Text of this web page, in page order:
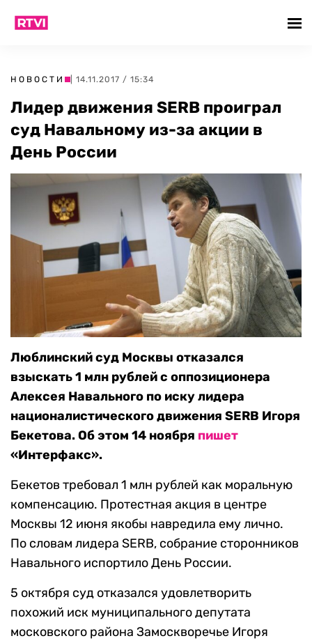
НОВОСТИ | 14.11.2017 / 15:34
Лидер движения SERB проиграл
суд Навальному из-за акции в
День России
Люблинский суд Москвы отказался
взыскать 1 млн рублей с оппозиционера
Алексея Навального по иску лидера
националистического движения SERB Игоря
Бекетова. Об этом 14 ноября пишет
«Интерфакс».
Бекетов требовал 1 млн рублей как моральную
компенсацию. Протестная акция в центре
Москвы 12 июня якобы навредила ему лично.
По словам лидера SERB, собрание сторонников
Навального испортило День России.
5 октября суд отказался удовлетворить
похожий иск муниципального депутата
московского района Замоскворечье Игоря